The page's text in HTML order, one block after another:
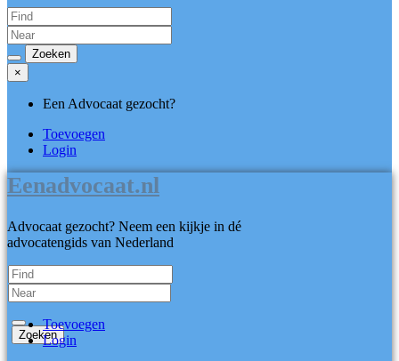
×
Een Advocaat gezocht?
Toevoegen
Login
Eenadvocaat.nl
Advocaat gezocht? Neem een kijkje in dé
advocatengids van Nederland
Toevoegen
Login